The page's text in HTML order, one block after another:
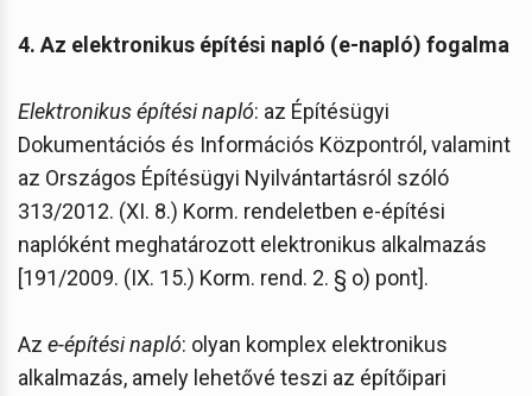
4. Az elektronikus építési napló (e-napló) fogalma
Elektronikus építési napló: az Építésügyi
Dokumentációs és Információs Központról, valamint
az Országos Építésügyi Nyilvántartásról szóló
313/2012. (XI. 8.) Korm. rendeletben e-építési
naplóként meghatározott elektronikus alkalmazás
[191/2009. (IX. 15.) Korm. rend. 2. § o) pont].
Az e-építési napló: olyan komplex elektronikus
alkalmazás, amely lehetővé teszi az építőipari